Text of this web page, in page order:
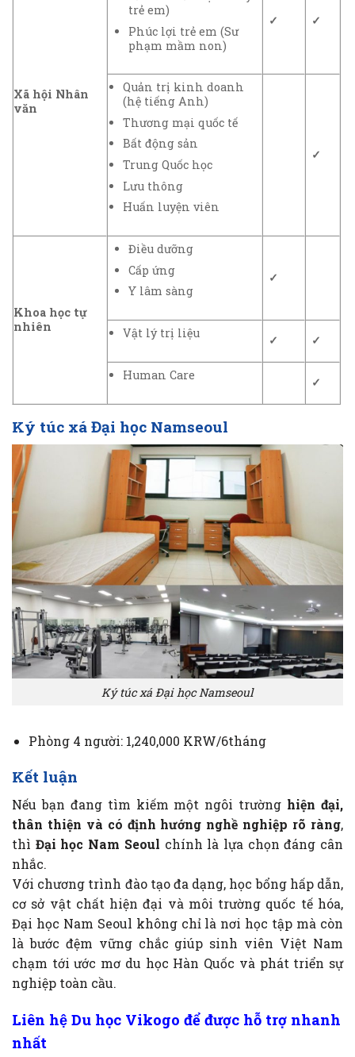
Xã hội Nhân
văn
trẻ em)
Phúc lợi trẻ em (Sư
phạm mầm non)
✓ ✓
Quản trị kinh doanh
(hệ tiếng Anh)
Thương mại quốc tế
Bất động sản
Trung Quốc học
Lưu thông
Huấn luyện viên
✓
Khoa học tự
nhiên
Điều dưỡng
Cấp ứng
Y lâm sàng
✓
Vật lý trị liệu ✓ ✓
Human Care ✓
Ký túc xá Đại học Namseoul
Ký túc xá Đại học Namseoul
Phòng 4 người: 1,240,000 KRW/6tháng
Kết luận
Nếu bạn đang tìm kiếm một ngôi trường hiện đại,
thân thiện và có định hướng nghề nghiệp rõ ràng,
thì Đại học Nam Seoul chính là lựa chọn đáng cân
nhắc.
Với chương trình đào tạo đa dạng, học bổng hấp dẫn,
cơ sở vật chất hiện đại và môi trường quốc tế hóa,
Đại học Nam Seoul không chỉ là nơi học tập mà còn
là bước đệm vững chắc giúp sinh viên Việt Nam
chạm tới ước mơ du học Hàn Quốc và phát triển sự
nghiệp toàn cầu.
Liên hệ Du học Vikogo để được hỗ trợ nhanh
nhất